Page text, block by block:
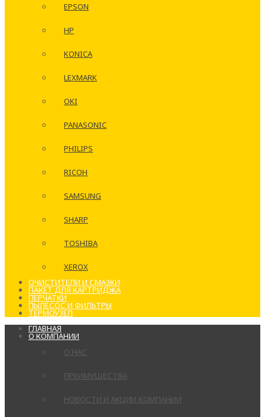
EPSON
HP
KONICA
LEXMARK
OKI
PANASONIC
PHILIPS
RICOH
SAMSUNG
SHARP
TOSHIBA
XEROX
ОЧИСТИТЕЛИ И СМАЗКИ
ПАКЕТ ДЛЯ КАРТРИДЖА
ПЕРЧАТКИ
ПЫЛЕСОС И ФИЛЬТРЫ
ТЕРМОУЗЕЛ
ГЛАВНАЯ
О КОМПАНИИ
О НАС
ПРЕИМУЩЕСТВА
НОВОСТИ И АКЦИИ КОМПАНИИ